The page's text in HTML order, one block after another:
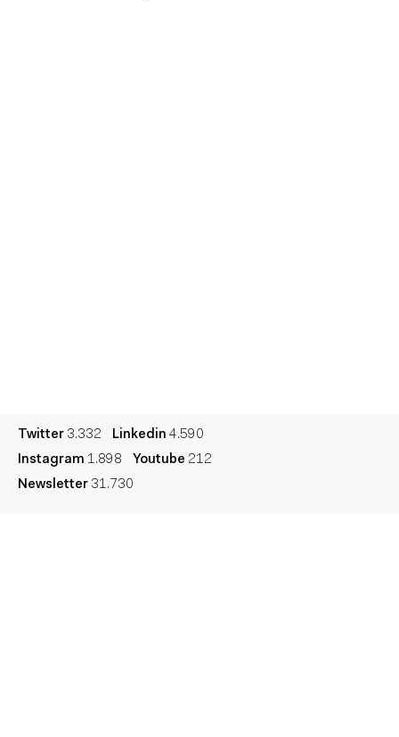
Twitter 3.332 Linkedin 4.590
Instagram 1.898 Youtube 212
Newsletter 31.730